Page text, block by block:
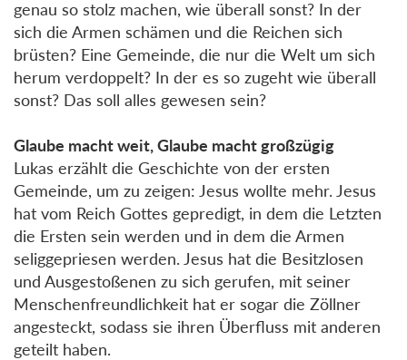
genau so stolz machen, wie überall sonst? In der
sich die Armen schämen und die Reichen sich
brüsten? Eine Gemeinde, die nur die Welt um sich
herum verdoppelt? In der es so zugeht wie überall
sonst? Das soll alles gewesen sein?
Glaube macht weit, Glaube macht großzügig
Lukas erzählt die Geschichte von der ersten
Gemeinde, um zu zeigen: Jesus wollte mehr. Jesus
hat vom Reich Gottes gepredigt, in dem die Letzten
die Ersten sein werden und in dem die Armen
seliggepriesen werden. Jesus hat die Besitzlosen
und Ausgestoßenen zu sich gerufen, mit seiner
Menschenfreundlichkeit hat er sogar die Zöllner
angesteckt, sodass sie ihren Überfluss mit anderen
geteilt haben.